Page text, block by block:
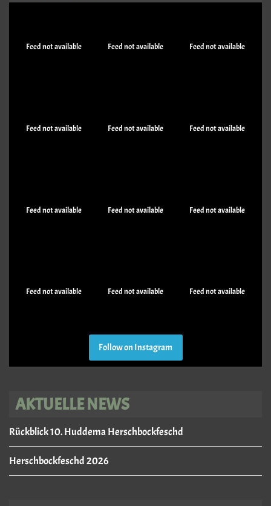
Feed not available Feed not available Feed not available
Feed not available Feed not available Feed not available
Feed not available Feed not available Feed not available
Feed not available Feed not available Feed not available
Follow on Instagram
AKTUELLE NEWS
Rückblick 10. Huddema Herschbockfeschd
Herschbockfeschd 2026